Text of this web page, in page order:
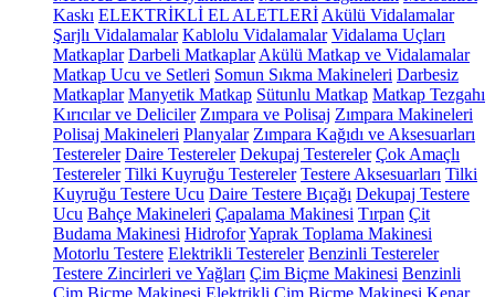
Kaskı ELEKTRİKLİ EL ALETLERİ Akülü Vidalamalar
Şarjlı Vidalamalar Kablolu Vidalamalar Vidalama Uçları
Matkaplar Darbeli Matkaplar Akülü Matkap ve Vidalamalar
Matkap Ucu ve Setleri Somun Sıkma Makineleri Darbesiz
Matkaplar Manyetik Matkap Sütunlu Matkap Matkap Tezgahı
Kırıcılar ve Deliciler Zımpara ve Polisaj Zımpara Makineleri
Polisaj Makineleri Planyalar Zımpara Kağıdı ve Aksesuarları
Testereler Daire Testereler Dekupaj Testereler Çok Amaçlı
Testereler Tilki Kuyruğu Testereler Testere Aksesuarları Tilki
Kuyruğu Testere Ucu Daire Testere Bıçağı Dekupaj Testere
Ucu Bahçe Makineleri Çapalama Makinesi Tırpan Çit
Budama Makinesi HidroforYaprak Toplama Makinesi
Motorlu Testere Elektrikli Testereler Benzinli Testereler
Testere Zincirleri ve Yağları Çim Biçme Makinesi Benzinli
Çim Biçme Makinesi Elektrikli Çim Biçme Makinesi Kenar